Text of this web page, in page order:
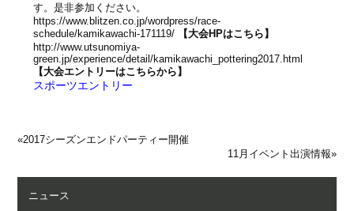
す。是非参加ください。
https://www.blitzen.co.jp/wordpress/race-
schedule/kamikawachi-171119/
【大会HPはこちら】
http://www.utsunomiya-
green.jp/experience/detail/kamikawachi_pottering2017.html
【大会エントリーはこちらから】
スポーツエントリー
«2017シーズンエンドパーティー開催
11月イベント出演情報»
ニュース